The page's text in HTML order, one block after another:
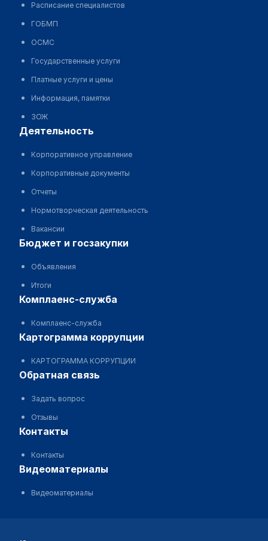
Расписание специалистов
ГОБМП
ОСМС
Государственные услуги
Платные услуги и цены
Информация, памятки
ЗОЖ
деятельность
Корпоративное управление
Корпоративные документы
Отчеты
Нормотворческая деятельность
Вакансии
бюджет и госзакупки
Объявления
Итоги
комплаенс-служба
Комплаенс-служба
картограмма коррупции
КАРТОГРАММА КОРРУПЦИИ
обратная связь
Задать вопрос
Отзывы
контакты
Контакты
видеоматериалы
Видеоматериалы